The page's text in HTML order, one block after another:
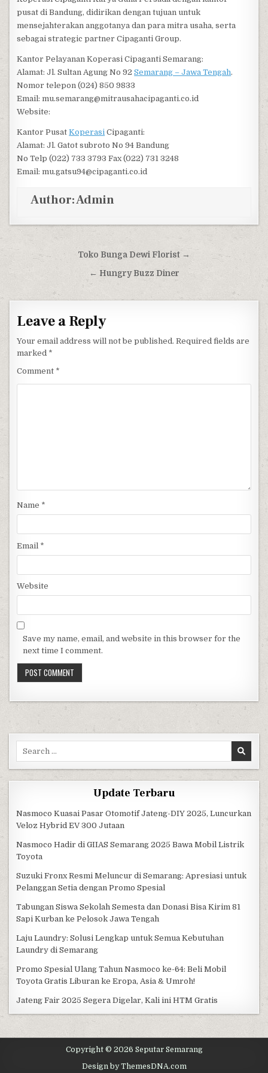
pusat di Bandung, didirikan dengan tujuan untuk
mensejahterakan anggotanya dan para mitra usaha, serta
sebagai strategic partner Cipaganti Group.
Kantor Pelayanan Koperasi Cipaganti Semarang:
Alamat: Jl. Sultan Agung No 92Semarang – Jawa Tengah.
Nomor telepon (024) 850 9833
Email: mu.semarang@mitrausahacipaganti.co.id
Website:
Kantor PusatKoperasi Cipaganti:
Alamat: Jl. Gatot subroto No 94 Bandung
No Telp (022) 733 3793 Fax (022) 731 3248
Email: mu.gatsu94@cipaganti.co.id
Author:Admin
Post navigationToko Bunga Dewi Florist →
← Hungry Buzz Diner
Leave a Reply
Your email address will not be published. Required fields are
marked *
Comment *
Name *
Email *
Website
Save my name, email, and website in this browser for the
next time I comment.
Update Terbaru
Nasmoco Kuasai Pasar Otomotif Jateng-DIY 2025, Luncurkan
Veloz Hybrid EV 300 Jutaan
Nasmoco Hadir di GIIAS Semarang 2025 Bawa Mobil Listrik
Toyota
Suzuki Fronx Resmi Meluncur di Semarang: Apresiasi untuk
Pelanggan Setia dengan Promo Spesial
Tabungan Siswa Sekolah Semesta dan Donasi Bisa Kirim 81
Sapi Kurban ke Pelosok Jawa Tengah
Laju Laundry: Solusi Lengkap untuk Semua Kebutuhan
Laundry di Semarang
Promo Spesial Ulang Tahun Nasmoco ke-64: Beli Mobil
Toyota Gratis Liburan ke Eropa, Asia & Umroh!
Jateng Fair 2025 Segera Digelar, Kali ini HTM Gratis
Copyright © 2026 Seputar Semarang
Design by ThemesDNA.com